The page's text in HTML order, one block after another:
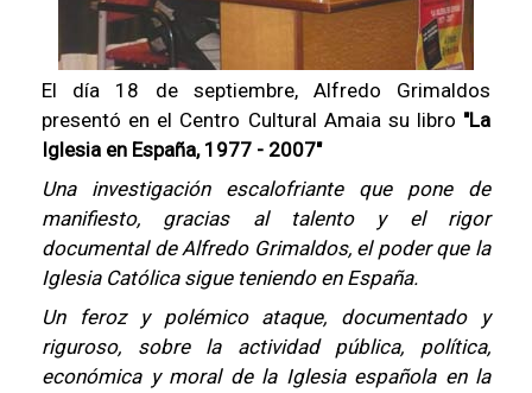
El día 18 de septiembre, Alfredo Grimaldos
presentó en el Centro Cultural Amaia su libro "La
Iglesia en España, 1977 - 2007"
Una investigación escalofriante que pone de
manifiesto, gracias al talento y el rigor
documental de Alfredo Grimaldos, el poder que la
Iglesia Católica sigue teniendo en España.
Un feroz y polémico ataque, documentado y
riguroso, sobre la actividad pública, política,
económica y moral de la Iglesia española en la